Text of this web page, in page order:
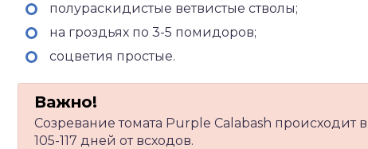
полураскидистые ветвистые стволы;
на гроздьях по 3-5 помидоров;
соцветия простые.
Созревание томата Purple Calabash происходит
105-117 дней от всходов.